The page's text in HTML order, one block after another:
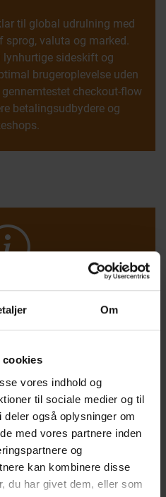
Om
cookies
vores indhold og
til sociale medier og til
også oplysninger om
med vores partnere inden
og
kan kombinere disse
du har givet dem, eller som
til global udrulning med
sprog, valuta og marked.
lynhurtige sideskift og
brugeroplevelse uden
checkout-flow
betalingsudbydere og
mulighed for planlægning i
hvor du får fuld kontrol
stort udvalg af forskellige
banner- komponenter.